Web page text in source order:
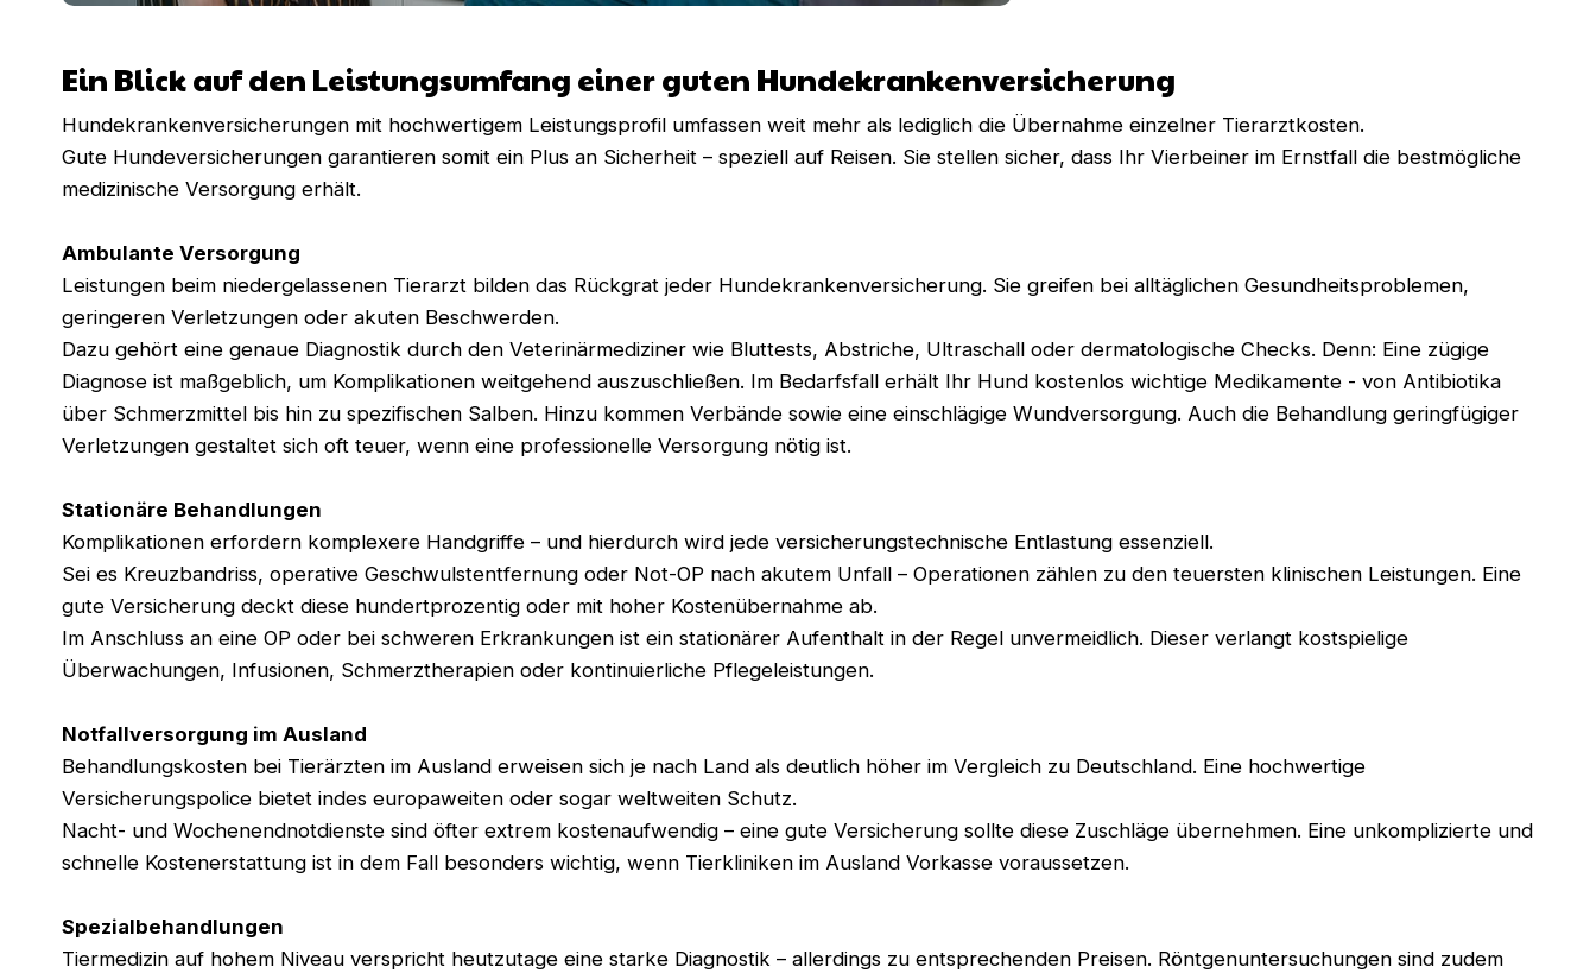
Ein Blick auf den Leistungsumfang einer guten Hundekrankenversicherung
Hundekrankenversicherungen mit hochwertigem Leistungsprofil umfassen weit mehr als lediglich die Übernahme einzelner Tierarztkosten.
Gute Hundeversicherungen garantieren somit ein Plus an Sicherheit – speziell auf Reisen. Sie stellen sicher, dass Ihr Vierbeiner im Ernstfall die bestmögliche
medizinische Versorgung erhält.
Ambulante Versorgung
Leistungen beim niedergelassenen Tierarzt bilden das Rückgrat jeder Hundekrankenversicherung. Sie greifen bei alltäglichen Gesundheitsproblemen,
geringeren Verletzungen oder akuten Beschwerden.
Dazu gehört eine genaue Diagnostik durch den Veterinärmediziner wie Bluttests, Abstriche, Ultraschall oder dermatologische Checks. Denn: Eine zügige
Diagnose ist maßgeblich, um Komplikationen weitgehend auszuschließen. Im Bedarfsfall erhält Ihr Hund kostenlos wichtige Medikamente - von Antibiotika
über Schmerzmittel bis hin zu spezifischen Salben. Hinzu kommen Verbände sowie eine einschlägige Wundversorgung. Auch die Behandlung geringfügiger
Verletzungen gestaltet sich oft teuer, wenn eine professionelle Versorgung nötig ist.
Stationäre Behandlungen
Komplikationen erfordern komplexere Handgriffe – und hierdurch wird jede versicherungstechnische Entlastung essenziell.
Sei es Kreuzbandriss, operative Geschwulstentfernung oder Not-OP nach akutem Unfall – Operationen zählen zu den teuersten klinischen Leistungen. Eine
gute Versicherung deckt diese hundertprozentig oder mit hoher Kostenübernahme ab.
Im Anschluss an eine OP oder bei schweren Erkrankungen ist ein stationärer Aufenthalt in der Regel unvermeidlich. Dieser verlangt kostspielige
Überwachungen, Infusionen, Schmerztherapien oder kontinuierliche Pflegeleistungen.
Notfallversorgung im Ausland
Behandlungskosten bei Tierärzten im Ausland erweisen sich je nach Land als deutlich höher im Vergleich zu Deutschland. Eine hochwertige
Versicherungspolice bietet indes europaweiten oder sogar weltweiten Schutz.
Nacht- und Wochenendnotdienste sind öfter extrem kostenaufwendig – eine gute Versicherung sollte diese Zuschläge übernehmen. Eine unkomplizierte und
schnelle Kostenerstattung ist in dem Fall besonders wichtig, wenn Tierkliniken im Ausland Vorkasse voraussetzen.
Spezialbehandlungen
Tiermedizin auf hohem Niveau verspricht heutzutage eine starke Diagnostik – allerdings zu entsprechenden Preisen. Röntgenuntersuchungen sind zudem